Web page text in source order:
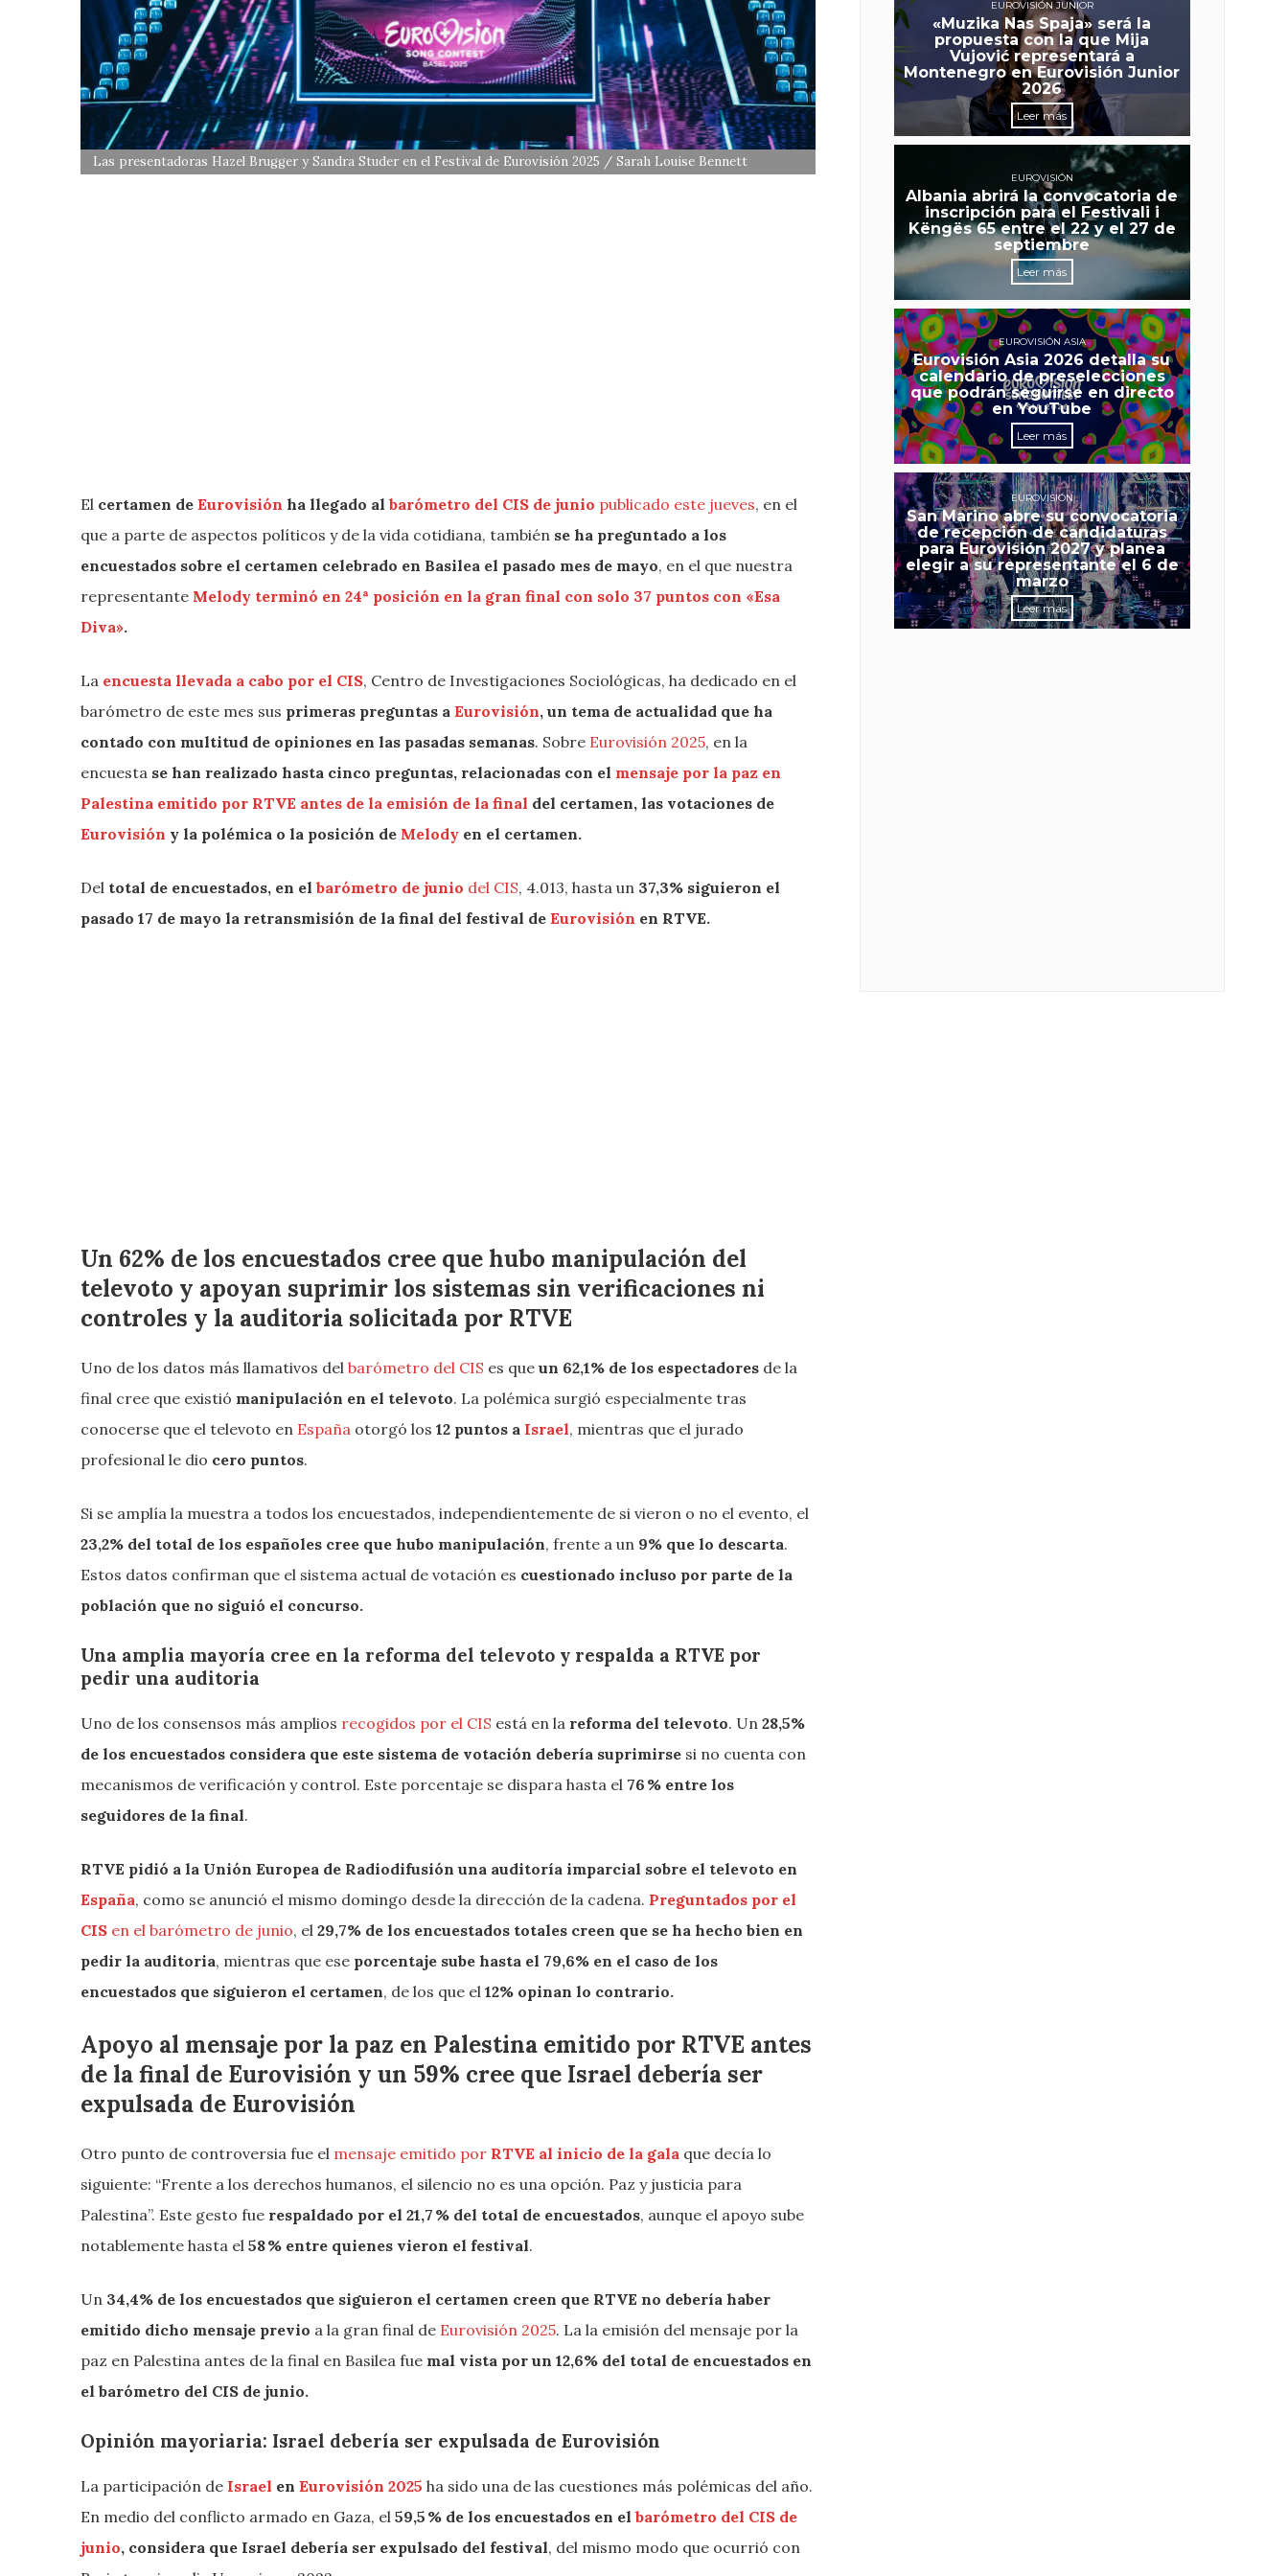
Las presentadoras Hazel Brugger y Sandra Studer en el Festival de Eurovisión 2025 / Sarah Louise Bennett
El certamen de Eurovisión ha llegado al barómetro del CIS de junio publicado este jueves, en el
que a parte de aspectos políticos y de la vida cotidiana, también se ha preguntado a los
encuestados sobre el certamen celebrado en Basilea el pasado mes de mayo, en el que nuestra
representante Melody terminó en 24ª posición en la gran final con solo 37 puntos con «Esa
Diva».
La encuesta llevada a cabo por el CIS, Centro de Investigaciones Sociológicas, ha dedicado en el
barómetro de este mes sus primeras preguntas a Eurovisión, un tema de actualidad que ha
contado con multitud de opiniones en las pasadas semanas. Sobre Eurovisión 2025, en la
encuesta se han realizado hasta cinco preguntas, relacionadas con el mensaje por la paz en
Palestina emitido por RTVE antes de la emisión de la final del certamen, las votaciones de
Eurovisión y la polémica o la posición de Melody en el certamen.
Del total de encuestados, en el barómetro de junio del CIS, 4.013, hasta un 37,3% siguieron el
pasado 17 de mayo la retransmisión de la final del festival de Eurovisión en RTVE.
Un 62% de los encuestados cree que hubo manipulación del
televoto y apoyan suprimir los sistemas sin verificaciones ni
controles y la auditoria solicitada por RTVE
Uno de los datos más llamativos del barómetro del CIS es que un 62,1% de los espectadores de la
final cree que existió manipulación en el televoto. La polémica surgió especialmente tras
conocerse que el televoto en España otorgó los 12 puntos a Israel, mientras que el jurado
profesional le dio cero puntos.
Si se amplía la muestra a todos los encuestados, independientemente de si vieron o no el evento, el
23,2% del total de los españoles cree que hubo manipulación, frente a un 9% que lo descarta.
Estos datos confirman que el sistema actual de votación es cuestionado incluso por parte de la
población que no siguió el concurso.
Una amplia mayoría cree en la reforma del televoto y respalda a RTVE por
pedir una auditoria
Uno de los consensos más amplios recogidos por el CIS está en la reforma del televoto. Un 28,5%
de los encuestados considera que este sistema de votación debería suprimirse si no cuenta con
mecanismos de verificación y control. Este porcentaje se dispara hasta el 76 % entre los
seguidores de la final.
RTVE pidió a la Unión Europea de Radiodifusión una auditoría imparcial sobre el televoto en
España, como se anunció el mismo domingo desde la dirección de la cadena. Preguntados por el
CIS en el barómetro de junio, el 29,7% de los encuestados totales creen que se ha hecho bien en
pedir la auditoria, mientras que ese porcentaje sube hasta el 79,6% en el caso de los
encuestados que siguieron el certamen, de los que el 12% opinan lo contrario.
Apoyo al mensaje por la paz en Palestina emitido por RTVE antes
de la final de Eurovisión y un 59% cree que Israel debería ser
expulsada de Eurovisión
Otro punto de controversia fue el mensaje emitido por RTVE al inicio de la gala que decía lo
siguiente: “Frente a los derechos humanos, el silencio no es una opción. Paz y justicia para
Palestina”. Este gesto fue respaldado por el 21,7 % del total de encuestados, aunque el apoyo sube
notablemente hasta el 58 % entre quienes vieron el festival.
Un 34,4% de los encuestados que siguieron el certamen creen que RTVE no debería haber
emitido dicho mensaje previo a la gran final de Eurovisión 2025. La la emisión del mensaje por la
paz en Palestina antes de la final en Basilea fue mal vista por un 12,6% del total de encuestados en
el barómetro del CIS de junio.
Opinión mayoriaria: Israel debería ser expulsada de Eurovisión
La participación de Israel en Eurovisión 2025 ha sido una de las cuestiones más polémicas del año.
En medio del conflicto armado en Gaza, el 59,5 % de los encuestados en el barómetro del CIS de
junio, considera que Israel debería ser expulsado del festival, del mismo modo que ocurrió con
EUROVISIÓN JUNIOR
«Muzika Nas Spaja» será la
propuesta con la que Mija
Vujović representará a
Montenegro en Eurovisión Junior
2026
Leer más
EUROVISIÓN
Albania abrirá la convocatoria de
inscripción para el Festivali i
Këngës 65 entre el 22 y el 27 de
septiembre
Leer más
EUROVISIÓN ASIA
Eurovisión Asia 2026 detalla su
calendario de preselecciones
que podrán seguirse en directo
en YouTube
Leer más
EUROVISIÓN
San Marino abre su convocatoria
de recepción de candidaturas
para Eurovisión 2027 y planea
elegir a su representante el 6 de
marzo
Leer más